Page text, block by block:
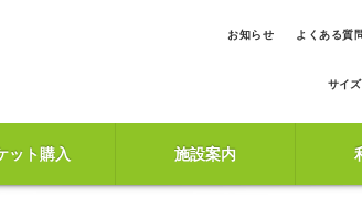
お知らせ よくある質
サイズ
ット購入 施設案内